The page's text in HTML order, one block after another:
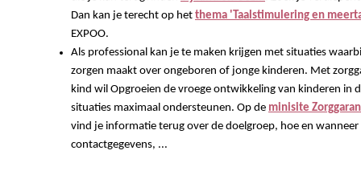
Dan kan je terecht op het thema 'Taalstimulering en
EXPOO.
Als professional kan je te maken krijgen met situaties
zorgen maakt over ongeboren of jonge kinderen. Met
kind wil Opgroeien de vroege ontwikkeling van kinderen in
situaties maximaal ondersteunen. Op de minisite
vind je informatie terug over de doelgroep, hoe en
contactgegevens, ...